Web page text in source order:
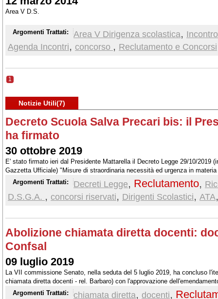
Area V D.S.
Argomenti Trattati: Area V Dirigenza scolastica,
Agenda Incontri, concorso , Reclutamento e Concorsi
1
Notizie Utili(7)
Decreto Scuola Salva Precari bis: il
ha firmato
30 ottobre 2019
E' stato firmato ieri dal Presidente Mattarella il Decreto Legge 29/10/2019
Gazzetta Ufficiale) "Misure di straordinaria necessità ed urgenza in
scolastico e degli enti di ricerca e di abilitazione dei docenti"
Argomenti Trattati: Decreti Legge, Reclutamento,
D.S.G.A. , concorsi riservati, Dirigenti Scolastici, ATA
Abolizione chiamata diretta docenti:
Confsal
09 luglio 2019
La VII commissione Senato, nella seduta del 5 luglio 2019, ha concluso
chiamata diretta docenti - rel. Barbaro) con l'approvazione
partecipato con sue osservazioni e proposte.
Argomenti Trattati: chiamata diretta, docenti,